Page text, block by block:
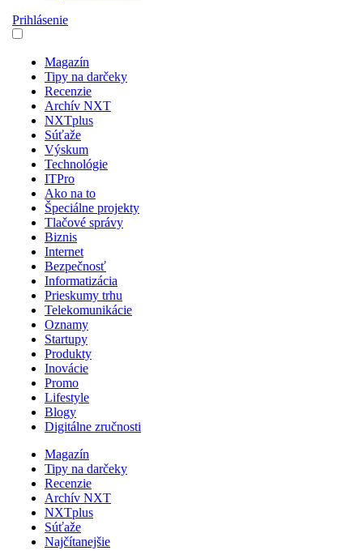
Prihlásenie
Magazín
Tipy na darčeky
Recenzie
Archív NXT
NXTplus
Súťaže
Výskum
Technológie
ITPro
Ako na to
Špeciálne projekty
Tlačové správy
Biznis
Internet
Bezpečnosť
Informatizácia
Prieskumy trhu
Telekomunikácie
Oznamy
Startupy
Produkty
Inovácie
Promo
Lifestyle
Blogy
Digitálne zručnosti
Magazín
Tipy na darčeky
Recenzie
Archív NXT
NXTplus
Súťaže
Najčítanejšie